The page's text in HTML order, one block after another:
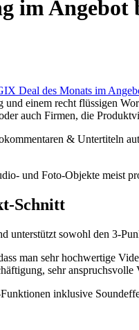
im
Deal des Monats im
einem recht flüssigen
auch Firmen, die
& Untertiteln
und Foto-Objekte meist
Schnitt
unterstützt sowohl den 3-
man sehr hochwertige
sehr anspruchsvolle
inklusive